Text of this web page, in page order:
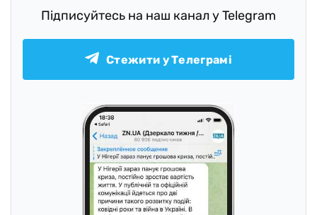
Підписуйтесь на наш канал у Telegram
Стежити у Телеграмі